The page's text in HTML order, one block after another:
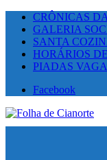
CRÔNICAS
GALERIA
SANTA
HORÁRIOS
PIADAS
Facebook